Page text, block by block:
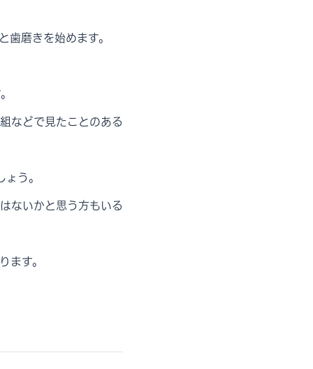
磨きを始めます。
などで見たことのある
う。
ないかと思う方もいる
ます。